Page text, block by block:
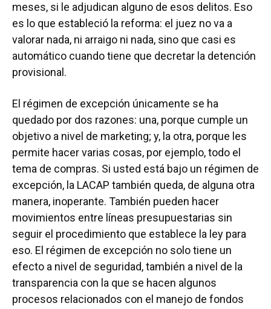
meses, si le adjudican alguno de esos delitos. Eso
es lo que estableció la reforma: el juez no va a
valorar nada, ni arraigo ni nada, sino que casi es
automático cuando tiene que decretar la detención
provisional.
El régimen de excepción únicamente se ha
quedado por dos razones: una, porque cumple un
objetivo a nivel de marketing; y, la otra, porque les
permite hacer varias cosas, por ejemplo, todo el
tema de compras. Si usted está bajo un régimen de
excepción, la LACAP también queda, de alguna otra
manera, inoperante. También pueden hacer
movimientos entre líneas presupuestarias sin
seguir el procedimiento que establece la ley para
eso. El régimen de excepción no solo tiene un
efecto a nivel de seguridad, también a nivel de la
transparencia con la que se hacen algunos
procesos relacionados con el manejo de fondos